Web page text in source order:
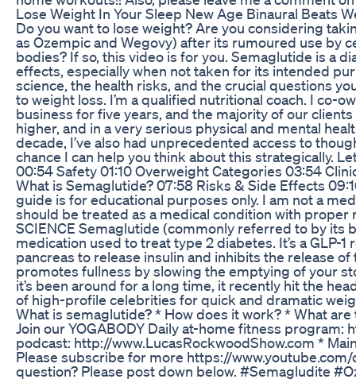
Lose Weight In Your Sleep New Age Binaural Beats
Do you want to lose weight? Are you considering
as Ozempic and Wegovy) after its rumoured use by
bodies? If so, this video is for you. Semaglutide is a
effects, especially when not taken for its intended
science, the health risks, and the crucial questions
to weight loss. I’m a qualified nutritional coach. I co-
business for five years, and the majority of our
higher, and in a very serious physical and mental
decade, I’ve also had unprecedented access to
chance I can help you think about this strategically.
00:54 Safety 01:10 Overweight Categories 03:54
What is Semaglutide? 07:58 Risks & Side Effects
guide is for educational purposes only. I am not a
should be treated as a medical condition with proper
SCIENCE Semaglutide (commonly referred to by its
medication used to treat type 2 diabetes. It’s a
pancreas to release insulin and inhibits the release
promotes fullness by slowing the emptying of your
it’s been around for a long time, it recently hit the
of high-profile celebrities for quick and dramatic
What is semaglutide? * How does it work? * What
Join our YOGABODY Daily at-home fitness
podcast: http://www.LucasRockwoodShow.com *
Please subscribe for more https://
question? Please post down below. #Semagludite